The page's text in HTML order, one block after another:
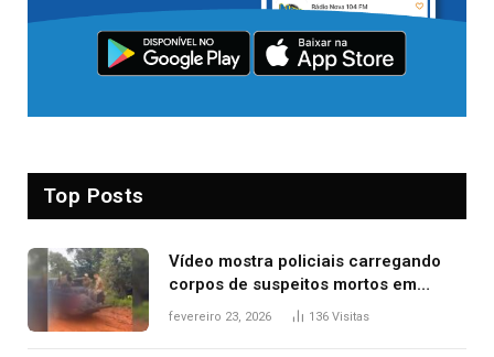
Top Posts
Vídeo mostra policiais carregando
corpos de suspeitos mortos em
confronto dentro de caminhonete
fevereiro 23, 2026 136 Visitas